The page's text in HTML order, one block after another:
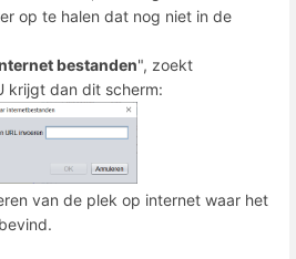
op te halen dat nog niet in de
bestanden", zoekt
krijgt dan dit scherm:
van de plek op internet waar het